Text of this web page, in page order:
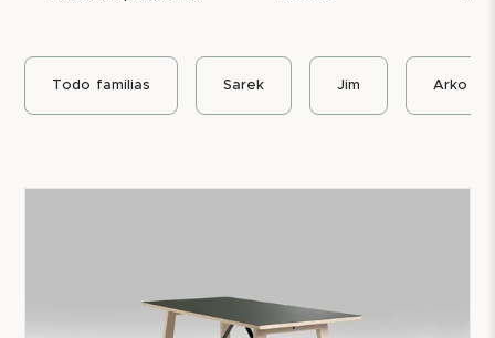
garantizar la durabilidad de nuestras mesas. La familia
Todo familias Sarek Jim Arko